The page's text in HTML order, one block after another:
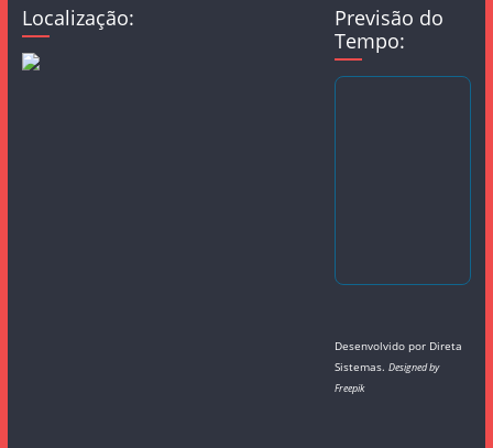
Localização:
Previsão do
Tempo:
Desenvolvido por Direta
Sistemas.Designed by
Freepik